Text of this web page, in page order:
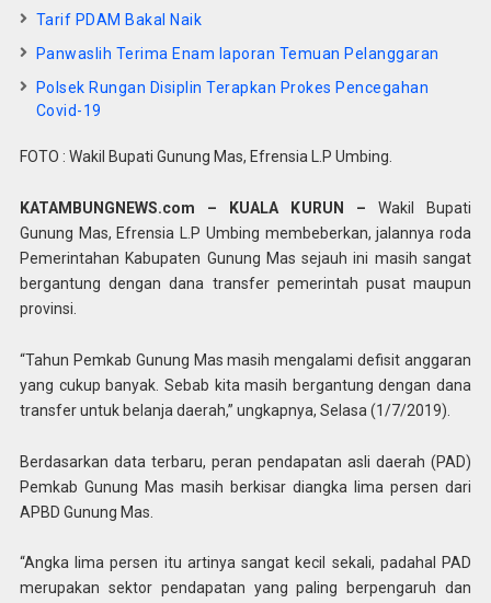
Tarif PDAM Bakal Naik
Panwaslih Terima Enam laporan Temuan Pelanggaran
Polsek Rungan Disiplin Terapkan Prokes Pencegahan
Covid-19
FOTO : Wakil Bupati Gunung Mas, Efrensia L.P Umbing.
KATAMBUNGNEWS.com – KUALA KURUN – Wakil Bupati
Gunung Mas, Efrensia L.P Umbing membeberkan, jalannya roda
Pemerintahan Kabupaten Gunung Mas sejauh ini masih sangat
bergantung dengan dana transfer pemerintah pusat maupun
provinsi.
“Tahun Pemkab Gunung Mas masih mengalami defisit anggaran
yang cukup banyak. Sebab kita masih bergantung dengan dana
transfer untuk belanja daerah,” ungkapnya, Selasa (1/7/2019).
Berdasarkan data terbaru, peran pendapatan asli daerah (PAD)
Pemkab Gunung Mas masih berkisar diangka lima persen dari
APBD Gunung Mas.
“Angka lima persen itu artinya sangat kecil sekali, padahal PAD
merupakan sektor pendapatan yang paling berpengaruh dan